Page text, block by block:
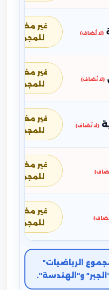
(لا تُضاف)
غير مضافة
للمجموع
(لا تُضاف)
غير مضافة
للمجموع
(لا تُضاف)
غير مضافة
للمجموع
غير مضافة
للمجموع
تُضاف)
غير مضافة
للمجموع
الرياضيات"
و"الهندسة".